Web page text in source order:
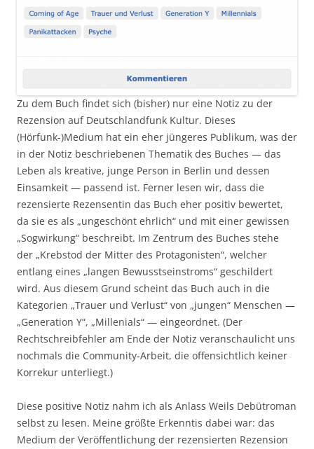
Zu dem Buch findet sich (bisher) nur eine Notiz zu der
Rezension auf Deutschlandfunk Kultur. Dieses
(Hörfunk-)Medium hat ein eher jüngeres Publikum, was der
in der Notiz beschriebenen Thematik des Buches — das
Leben als kreative, junge Person in Berlin und dessen
Einsamkeit — passend ist. Ferner lesen wir, dass die
rezensierte Rezensentin das Buch eher positiv bewertet,
da sie es als „ungeschönt ehrlich“ und mit einer gewissen
„Sogwirkung“ beschreibt. Im Zentrum des Buches stehe
der „Krebstod der Mitter des Protagonisten“, welcher
entlang eines „langen Bewusstseinstroms“ geschildert
wird. Aus diesem Grund scheint das Buch auch in die
Kategorien „Trauer und Verlust“ von „jungen“ Menschen —
„Generation Y“, „Millenials“ — eingeordnet. (Der
Rechtschreibfehler am Ende der Notiz veranschaulicht uns
nochmals die Community-Arbeit, die offensichtlich keiner
Korrekur unterliegt.)
Diese positive Notiz nahm ich als Anlass Weils Debütroman
selbst zu lesen. Meine größte Erkenntis dabei war: das
Medium der Veröffentlichung der rezensierten Rezension